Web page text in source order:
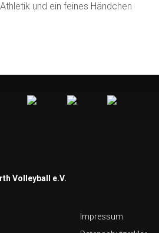
und ein feines Händchen
Volleyball e.V.
Impressum